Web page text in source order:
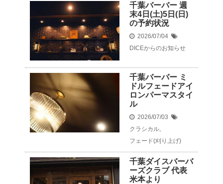
千葉バーバー 週
末4日(土)5日(日)
の予約状況
2026/07/04
DICEからのお知らせ
千葉バーバー ミ
ドルフェードアイ
ロンパーマスタイ
ル
2026/07/03
クラシカル
フェード(刈り上げ)
千葉ダイスバーバ
ーズクラブ 代表
米本より